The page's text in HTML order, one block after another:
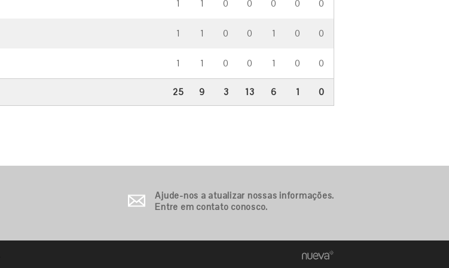
1 1 0 0 0 0 0
1 1 0 0 1 0 0
1 1 0 0 1 0 0
25 9 3 13 6 1 0
Ajude-nos a atualizar nossas informações.
Entre em contato conosco.